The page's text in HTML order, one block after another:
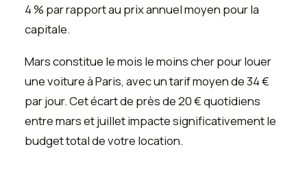
4 % par rapport au prix annuel moyen pour la
capitale.
Mars constitue le mois le moins cher pour louer
une voiture à Paris, avec un tarif moyen de 34 €
par jour. Cet écart de près de 20 € quotidiens
entre mars et juillet impacte significativement le
budget total de votre location.